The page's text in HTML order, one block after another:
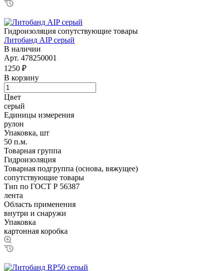
Гидроизоляция сопутствующие товары
Литобанд AIP серый
В наличии
Арт. 478250001
1250 ₽
В корзину
Цвет
серый
Единицы измерения
рулон
Упаковка, шт
50 п.м.
Товарная группа
Гидроизоляция
Товарная подгруппа (основа, вяжущее)
сопутствующие товары
Тип по ГОСТ Р 56387
лента
Область применения
внутри и снаружи
Упаковка
картонная коробка